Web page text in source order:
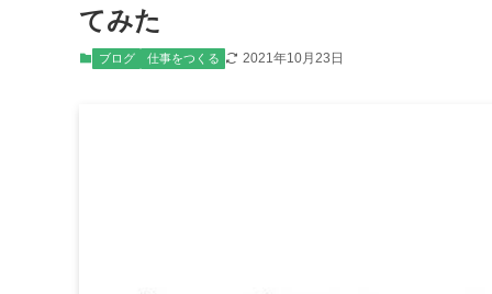
てみた
ブログ 仕事をつくる 2021年10月23日